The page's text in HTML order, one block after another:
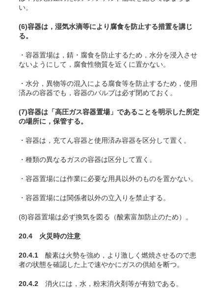
い。
(6)容器は，湿気水滴等により腐食を防止する措置を講じ
る。
・容器置場は，錆・腐食を防止するため，水分を浸入させ
ないようにして，腐食性物質を近くに置かない。
・水分，異物等の混入による腐食等を防止するため，使用
済みの容器でも，容器のバルブは必ず閉めておく。
(7)容器は「高圧ガス容器置場」であることを明示した所定
の場所に，保管する。
・容器は，充てん容器と使用済み容器を区分して置く。
・種類の異なるガスの容器は区分して置く。
・容器置場には作業に必要な用具以外のものを置かない。
・容器置場には関係者以外の立入りを禁止する。
(8)容器置場は必ず換気を図る（酸素富加防止のため）。
20.4 火災時の注意
20.4.1 酸素は火勢を強め，より激しく燃焼させるので患
者の状態を確認した上で速やかにガスの供給を断つ。
20.4.2 消火には，水，粉末消火剤等が有効である。